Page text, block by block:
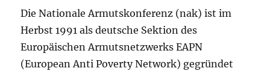
Die Nationale Armutskonferenz (nak) ist im
Herbst 1991 als deutsche Sektion des
Europäischen Armutsnetzwerks EAPN
(European Anti Poverty Network) gegründet